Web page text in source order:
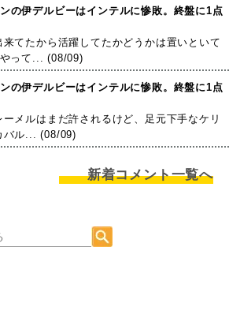
の伊デルビーはインテルに惨敗。終盤に1点
てたから活躍してたかどうかは置いといて
って... (08/09)
の伊デルビーはインテルに惨敗。終盤に1点
メルはまだ許されるけど、足元下手なケリ
バル... (08/09)
新着コメント一覧へ